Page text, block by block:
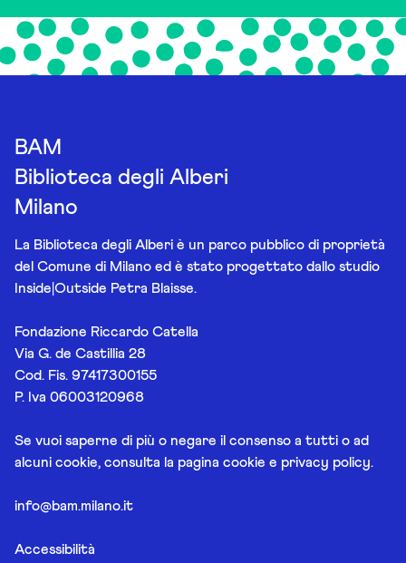
BAM
Biblioteca degli Alberi
Milano
La Biblioteca degli Alberi è un parco pubblico di proprietà
del Comune di Milano ed è stato progettato dallo studio
Inside|Outside Petra Blaisse.
Fondazione Riccardo Catella
Via G. de Castillia 28
Cod. Fis. 97417300155
P. Iva 06003120968
Se vuoi saperne di più o negare il consenso a tutti o ad
alcuni cookie, consulta la pagina cookie e privacy policy.
info@bam.milano.it
Accessibilità